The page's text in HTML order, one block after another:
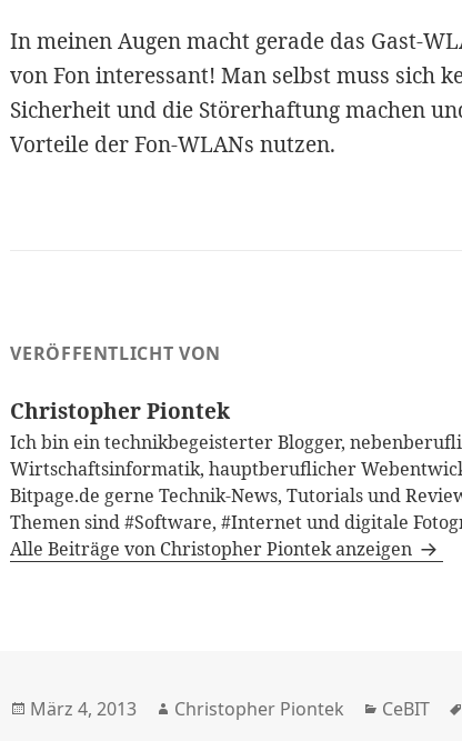
In meinen Augen macht gerade das Gast-
von Fon interessant! Man selbst muss sich
Sicherheit und die Störerhaftung machen
Vorteile der Fon-WLANs nutzen.
VERÖFFENTLICHT VON
Christopher Piontek
Ich bin ein technikbegeisterter Blogger,
Wirtschaftsinformatik, hauptberuflicher
Bitpage.de gerne Technik-News, Tutorials und
Themen sind #Software, #Internet und digitale
Alle Beiträge von Christopher Piontek anzeigen
Veröffentlicht
März 4, 2013 Autor
Christopher Piontek CeBIT